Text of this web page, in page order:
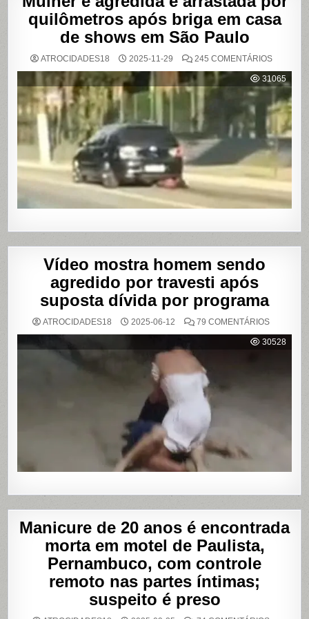
quilômetros após briga em casa
de shows em São Paulo
ATROCIDADES18 2025-11-29 245 COMENTÁRIOSEM
É
E
POR
APÓS
BRIGA
EM
CASA
SHOWS
SÃO
PAULO
31065
Vídeo mostra homem sendo
agredido por travesti após
suposta dívida por programa
ATROCIDADES18 2025-06-12 79 COMENTÁRIOSEM
MOSTRA
HOMEM
30528
Manicure de 20 anos é encontrada
morta em motel de Paulista,
Pernambuco, com controle
remoto nas partes íntimas;
suspeito é preso